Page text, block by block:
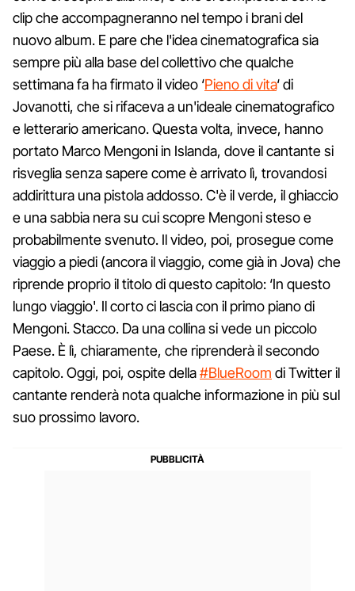
clip che accompagneranno nel tempo i brani del
nuovo album. E pare che l'idea cinematografica sia
sempre più alla base del collettivo che qualche
settimana fa ha firmato il video ‘Pieno di vita‘ di
Jovanotti, che si rifaceva a un'ideale cinematografico
e letterario americano. Questa volta, invece, hanno
portato Marco Mengoni in Islanda, dove il cantante si
risveglia senza sapere come è arrivato lì, trovandosi
addirittura una pistola addosso. C'è il verde, il ghiaccio
e una sabbia nera su cui scopre Mengoni steso e
probabilmente svenuto. Il video, poi, prosegue come
viaggio a piedi (ancora il viaggio, come già in Jova) che
riprende proprio il titolo di questo capitolo: ‘In questo
lungo viaggio'. Il corto ci lascia con il primo piano di
Mengoni. Stacco. Da una collina si vede un piccolo
Paese. È lì, chiaramente, che riprenderà il secondo
capitolo. Oggi, poi, ospite della#BlueRoom di Twitter il
cantante renderà nota qualche informazione in più sul
suo prossimo lavoro.